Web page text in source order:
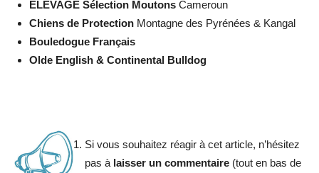
ELEVAGE Sélection Moutons Cameroun
Chiens de Protection Montagne des Pyrénées & Kangal
Bouledogue Français
Olde English & Continental Bulldog
Si vous souhaitez réagir à cet article, n’hésitez
pas à laisser un commentaire (tout en bas de